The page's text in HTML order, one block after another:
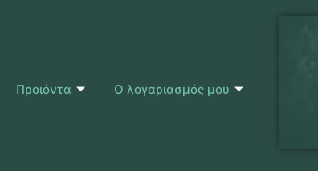
Προιόντα Ο λογαριασμός μου